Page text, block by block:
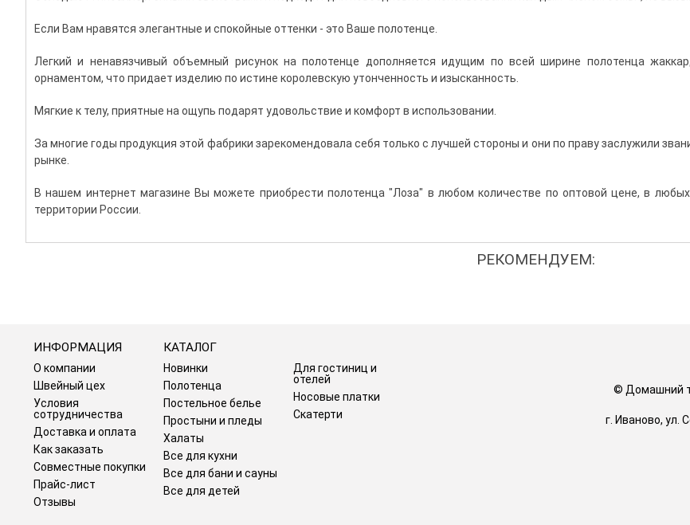
Если Вам нравятся элегантные и спокойные оттенки - это Ваше полотенце.
Легкий и ненавязчивый объемный рисунок на полотенце дополняется идущим по всей ширине полотенца
орнаментом, что придает изделию по истине королевскую утонченность и изысканность.
Мягкие к телу, приятные на ощупь подарят удовольствие и комфорт в использовании.
За многие годы продукция этой фабрики зарекомендовала себя только с лучшей стороны и они по праву заслужили
рынке.
В нашем интернет магазине Вы можете приобрести полотенца "Лоза" в любом количестве по оптовой цене, в
территории России.
РЕКОМЕНДУЕМ:
ИНФОРМАЦИЯ
О компании
Швейный цех
Условия
сотрудничества
Доставка и оплата
Как заказать
Совместные покупки
Прайс-лист
Отзывы
КАТАЛОГ
Новинки
Полотенца
Постельное белье
Простыни и пледы
Халаты
Все для кухни
Все для бани и сауны
Все для детей
Для гостиниц и
отелей
Носовые платки
Скатерти
© Домашний
г. Иваново, ул.